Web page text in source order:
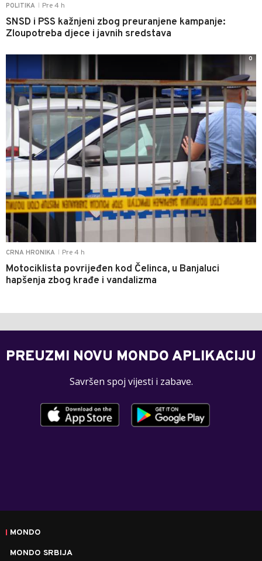
POLITIKA Pre 4 h
SNSD i PSS kažnjeni zbog preuranjene kampanje:
Zloupotreba djece i javnih sredstava
CRNA HRONIKA Pre 4 h
Motociklista povrijeđen kod Čelinca, u Banjaluci
hapšenja zbog krađe i vandalizma
0
PREUZMI NOVU MONDO APLIKACIJU
Savršen spoj vijesti i zabave.
MONDO
MONDO SRBIJA